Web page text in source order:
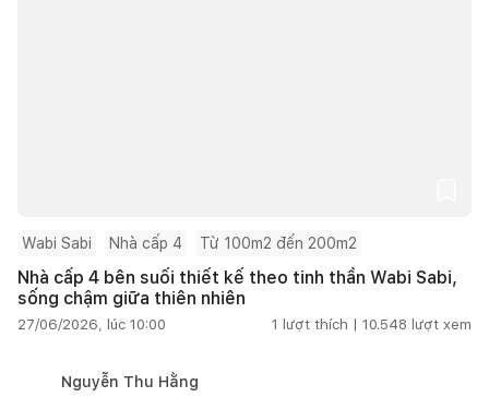
Wabi Sabi Nhà cấp 4 Từ 100m2 đến 200m2
Nhà cấp 4 bên suối thiết kế theo tinh thần Wabi Sabi,
sống chậm giữa thiên nhiên
27/06/2026, lúc 10:00 1 lượt thích | 10.548 lượt xem
Nguyễn Thu Hằng